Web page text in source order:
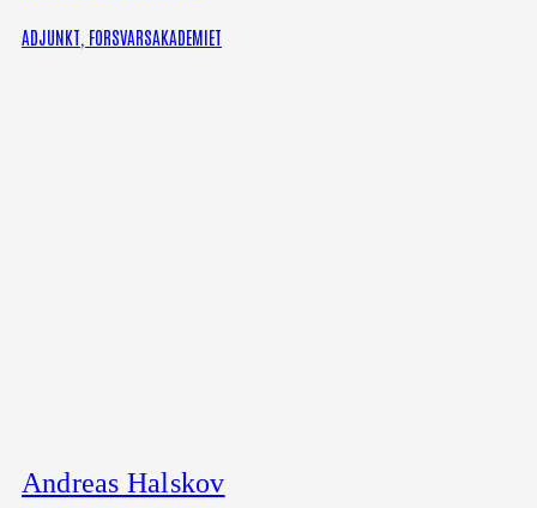
ADJUNKT, FORSVARSAKADEMIET
Andreas Halskov